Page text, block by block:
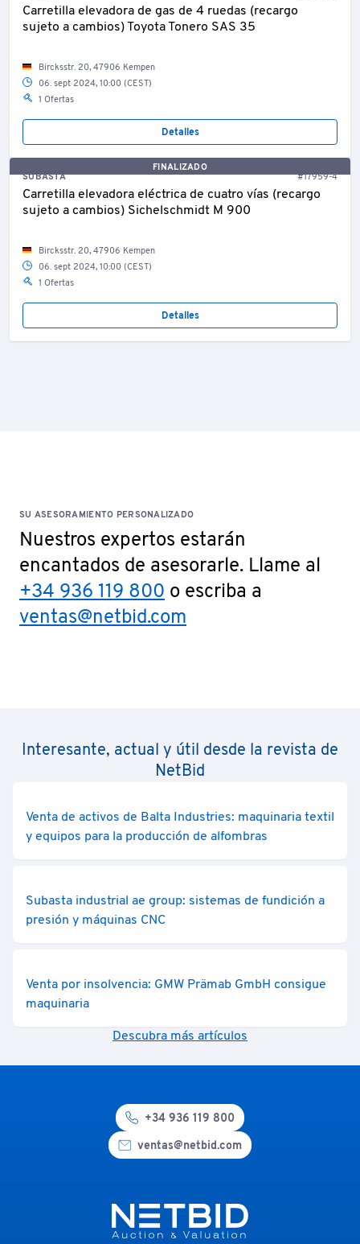
Carretilla elevadora de gas de 4 ruedas (recargo
sujeto a cambios) Toyota Tonero SAS 35
Bircksstr. 20, 47906 Kempen
06. sept 2024, 10:00 (CEST)
1 Ofertas
Detalles
FINALIZADO
SUBASTA
#17959-4
Carretilla elevadora eléctrica de cuatro vías (recargo
sujeto a cambios) Sichelschmidt M 900
Bircksstr. 20, 47906 Kempen
06. sept 2024, 10:00 (CEST)
1 Ofertas
Detalles
SU ASESORAMIENTO PERSONALIZADO
Nuestros expertos estarán
encantados de asesorarle. Llame al
+34 936 119 800 o escriba a
ventas@netbid.com
Interesante, actual y útil desde la revista de
NetBid
Venta de activos de Balta Industries: maquinaria textil
y equipos para la producción de alfombras
Subasta industrial ae group: sistemas de fundición a
presión y máquinas CNC
Venta por insolvencia: GMW Prämab GmbH consigue
maquinaria
Descubra más artículos
+34 936 119 800
ventas@netbid.com